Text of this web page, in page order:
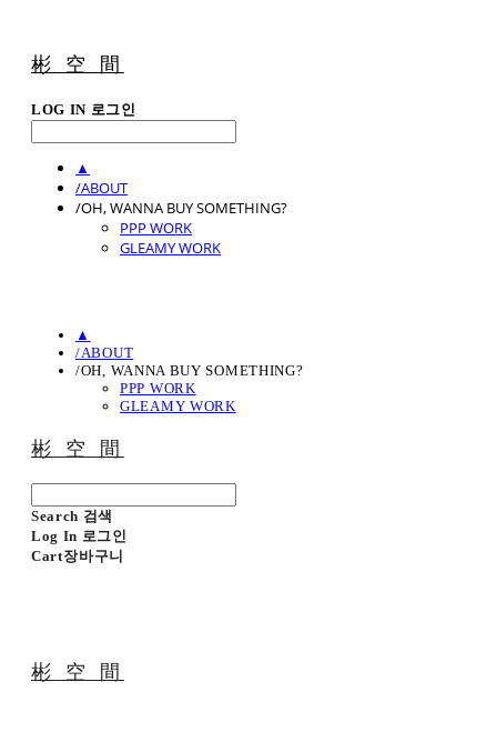
彬 空 間
LOG IN 로그인
▲
/ABOUT
/OH, WANNA BUY SOMETHING?
PPP WORK
GLEAMY WORK
▲
/ABOUT
/OH, WANNA BUY SOMETHING?
PPP WORK
GLEAMY WORK
彬 空 間
Search 검색
Log In 로그인
Cart장바구니
彬 空 間